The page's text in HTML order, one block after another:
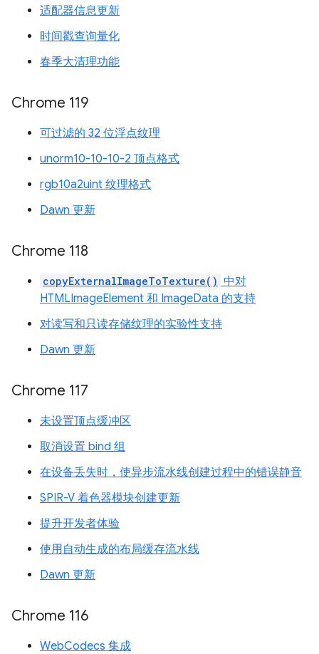
适配器信息更新
时间戳查询量化
春季大清理功能
Chrome 119
可过滤的 32 位浮点纹理
unorm10-10-10-2 顶点格式
rgb10a2uint 纹理格式
Dawn 更新
Chrome 118
copyExternalImageToTexture() 中对
HTMLImageElement 和 ImageData 的支持
对读写和只读存储纹理的实验性支持
Dawn 更新
Chrome 117
未设置顶点缓冲区
取消设置 bind 组
在设备丢失时，使异步流水线创建过程中的错误静音
SPIR-V 着色器模块创建更新
提升开发者体验
使用自动生成的布局缓存流水线
Dawn 更新
Chrome 116
WebCodecs 集成